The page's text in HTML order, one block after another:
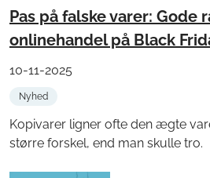
Pas på falske varer: Gode
onlinehandel på Black
10-11-2025
Nyhed
Kopivarer ligner ofte den ægte
større forskel, end man skulle tro.